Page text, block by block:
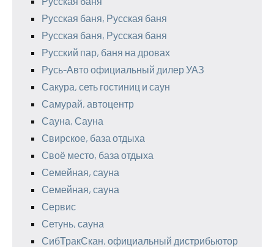
Русская баня, Русская баня
Русская баня, Русская баня
Русский пар, баня на дровах
Русь-Авто официальный дилер УАЗ
Сакура, сеть гостиниц и саун
Самурай, автоцентр
Сауна, Сауна
Свирское, база отдыха
Своё место, база отдыха
Семейная, сауна
Семейная, сауна
Сервис
Сетунь, сауна
СибТракСкан, официальный дистрибьютор